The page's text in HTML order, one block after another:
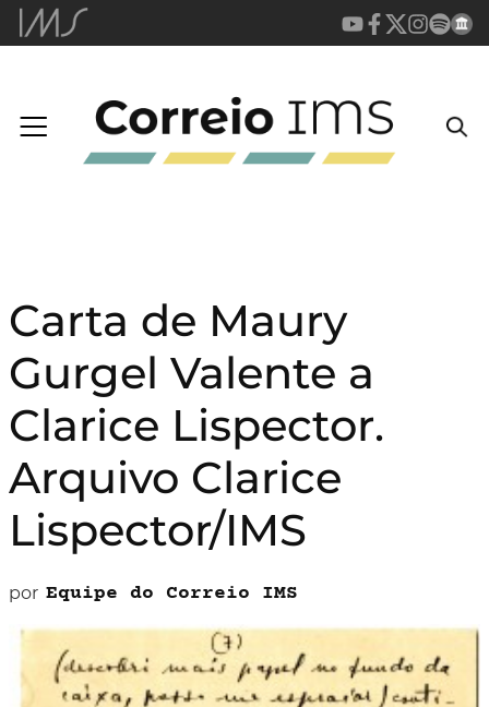
Carta de Maury
Gurgel Valente a
Clarice Lispector.
Arquivo Clarice
Lispector/IMS
por Equipe do Correio IMS